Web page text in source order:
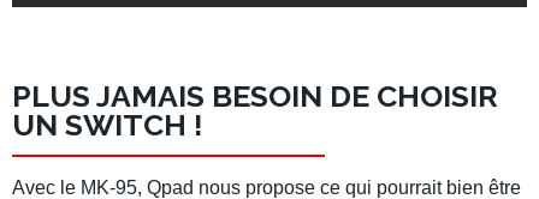
PLUS JAMAIS BESOIN DE CHOISIR
UN SWITCH !
Avec le MK-95, Qpad nous propose ce qui pourrait bien être